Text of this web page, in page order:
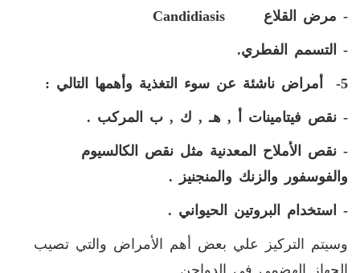
- مرض القلاع Candidiasis
- التسمم الفطري.
5- أمراض ناشئة عن سوء التغذية وأهمها التالي :
- نقص فيتامينات أ , هـ , ك , ب المركب .
- نقص الأملاح المعدنية مثل نقص الكالسيوم
والفوسفور والزنك والمنجنيز .
- استخدام البروتين الحيواني .
وسيتم التركيز علي بعض أهم الأمراض والتي تصيب